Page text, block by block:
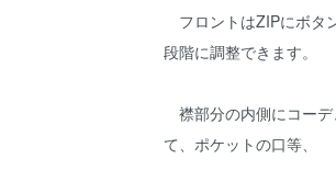
フロントはZIPにボタ
段階に調整できます。
襟部分の内側にコー
て、ポケットの口等、